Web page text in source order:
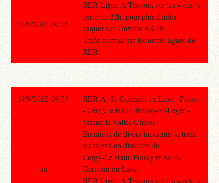
RER Ligne A Travaux sur les voies `a
partir de 22h, pour plus d'infos,
cliquer sur Travaux RATP.
Trafic normal sur les autres lignes de
RER.
19/9/2012 09:25
19/9/2012 09:33
RER A (St-Germain-en-Laye - Poissy
- Cergy le Haut- Boissy-St-Leger -
Marne-la-Vallee Chessy) :
En raison de divers incidents, le trafic
est ralenti en direction de
Cergy-Le Haut, Poissy et Saint-
Germain-en-Laye.
RER Ligne A Travaux sur les voies `a
au